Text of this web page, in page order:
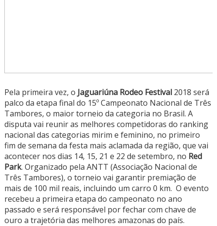
Pela primeira vez, o Jaguariúna Rodeo Festival2018 será
palco da etapa final do 15º Campeonato Nacional de Três
Tambores, o maior torneio da categoria no Brasil. A
disputa vai reunir as melhores competidoras do ranking
nacional das categorias mirim e feminino, no primeiro
fim de semana da festa mais aclamada da região, que vai
acontecer nos dias 14, 15, 21 e 22 de setembro, no Red
Park. Organizado pela ANTT (Associação Nacional de
Três Tambores), o torneio vai garantir premiação de
mais de 100 mil reais, incluindo um carro 0 km. O evento
recebeu a primeira etapa do campeonato no ano
passado e será responsável por fechar com chave de
ouro a trajetória das melhores amazonas do país.